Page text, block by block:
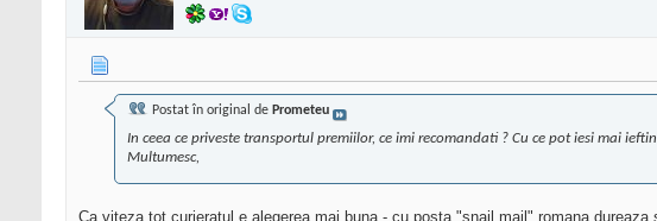
Postat în original de Prometeu
In ceea ce priveste transportul premiilor, ce imi recomandati ? Cu ce pot iesi mai
Multumesc,
Ca viteza tot curieratul e alegerea mai buna - cu posta "snail mail" romana